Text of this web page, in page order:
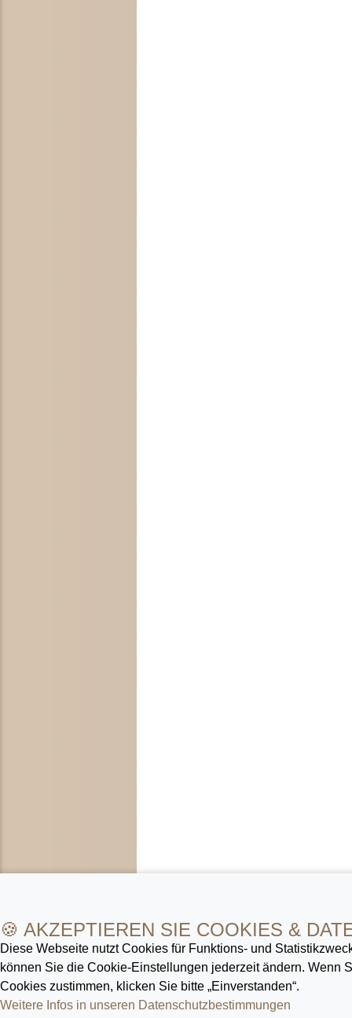
🍪 AKZEPTIEREN SIE COOKIES &
Diese Webseite nutzt Cookies für Funktions- und
können Sie die Cookie-Ein­stellungen jederzeit ändern. Wenn
Cookies zustimmen, klicken Sie bitte „Einverstanden“.
Weitere Infos in unseren Datenschutz­bestimmungen